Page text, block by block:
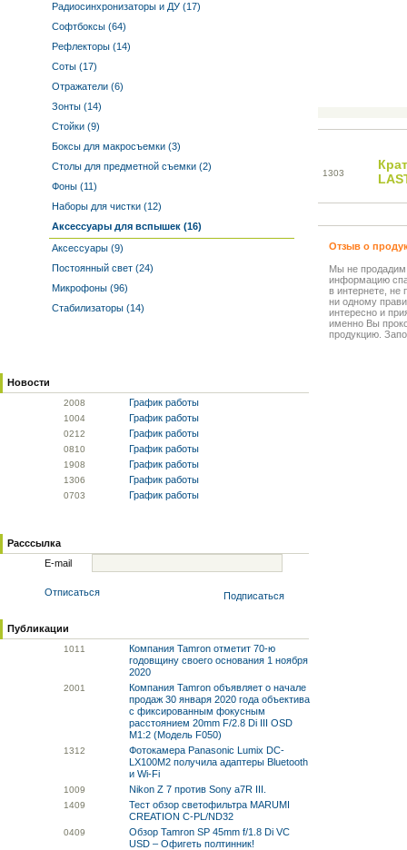
Радиосинхронизаторы и ДУ (17)
Софтбоксы (64)
Рефлекторы (14)
Соты (17)
Отражатели (6)
Зонты (14)
Стойки (9)
Боксы для макросъемки (3)
Столы для предметной съемки (2)
Фоны (11)
Наборы для чистки (12)
Аксессуары для вспышек (16)
Аксессуары (9)
Постоянный свет (24)
Микрофоны (96)
Стабилизаторы (14)
Новости
2008 График работы
1004 График работы
0212 График работы
0810 График работы
1908 График работы
1306 График работы
0703 График работы
Расссылка
E-mail
Отписаться Подписаться
Публикации
1011
Компания Tamron отметит 70-ю
годовщину своего основания 1 ноября
2020
2001
Компания Tamron объявляет о начале
продаж 30 января 2020 года объектива
с фиксированным фокусным
расстоянием 20mm F/2.8 Di III OSD
M1:2 (Модель F050)
1312
Фотокамера Panasonic Lumix DC-
LX100M2 получила адаптеры Bluetooth
и Wi-Fi
1009 Nikon Z 7 против Sony a7R III.
1409
Тест обзор светофильтра MARUMI
CREATION C-PL/ND32
0409
Обзор Tamron SP 45mm f/1.8 Di VC
USD – Офигеть полтинник!
1303
Отзыв о
Мы не
информацию
в интернете, не
ни одному
интересно и
именно Вы
продукцию.